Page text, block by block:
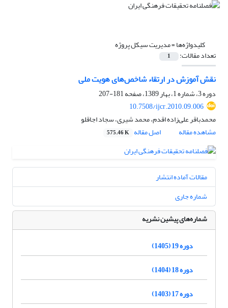
کلیدواژه‌ها =مدیریت سیکل پروژه
تعداد مقالات: 1
نقش آموزش در ارتقاء شاخص‌های هویت ملی
دوره 3، شماره 1، بهار 1389، صفحه
181-207
10.7508/ijcr.2010.09.006
محمدباقر علی‌زاده اقدم، محمد شیری، سجاد اجاقلو
مشاهده مقاله
اصل مقاله 575.46 K
مقالات آماده انتشار
شماره جاری
شماره‌های پیشین نشریه
دوره 19 (1405)
دوره 18 (1404)
دوره 17 (1403)